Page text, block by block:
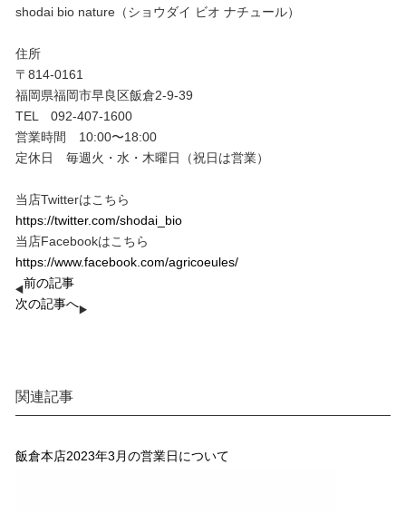
shodai bio nature（ショウダイ ビオ ナチュール）
住所
〒814-0161
福岡県福岡市早良区飯倉2-9-39
TEL 092-407-1600
営業時間 10:00〜18:00
定休日 毎週火・水・木曜日（祝日は営業）
当店Twitterはこちら
https://twitter.com/shodai_bio
当店Facebookはこちら
https://www.facebook.com/agricoeules/
前の記事
次の記事へ
関連記事
飯倉本店2023年3月の営業日について